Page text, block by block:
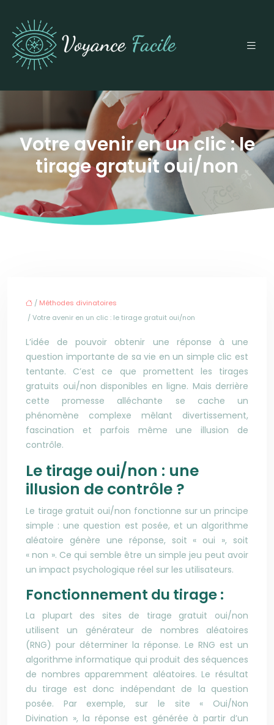
Votre avenir en un clic : le
tirage gratuit oui/non
/ Méthodes divinatoires
/ Votre avenir en un clic : le tirage gratuit oui/non
L’idée de pouvoir obtenir une réponse à une
question importante de sa vie en un simple clic est
tentante. C’est ce que promettent les tirages
gratuits oui/non disponibles en ligne. Mais derrière
cette promesse alléchante se cache un
phénomène complexe mêlant divertissement,
fascination et parfois même une illusion de
contrôle.
Le tirage oui/non : une
illusion de contrôle ?
Le tirage gratuit oui/non fonctionne sur un principe
simple : une question est posée, et un algorithme
aléatoire génère une réponse, soit « oui », soit
« non ». Ce qui semble être un simple jeu peut avoir
un impact psychologique réel sur les utilisateurs.
Fonctionnement du tirage :
La plupart des sites de tirage gratuit oui/non
utilisent un générateur de nombres aléatoires
(RNG) pour déterminer la réponse. Le RNG est un
algorithme informatique qui produit des séquences
de nombres apparemment aléatoires. Le résultat
du tirage est donc indépendant de la question
posée. Par exemple, sur le site « Oui/Non
Divination », la réponse est générée à partir d’un